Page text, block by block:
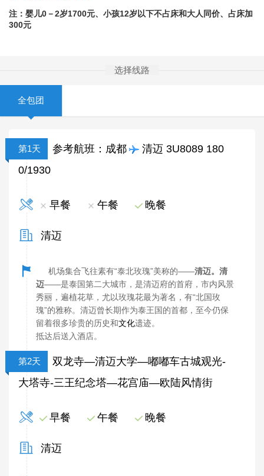
注：婴儿0－2岁1700元、小孩12岁以下不占床和大人同价、占床加
300元
选择线路
全包团
第1天 参考航班：成都
清迈 3U8089 180
0/1930
早餐 午餐 晚餐
清迈
机场集合飞往素有“泰北玫瑰”美称的——清迈。 清
迈——是泰国第二大城市，是清迈府的首府，市内风景
秀丽，遍植花草，尤以玫瑰花最为著名，有“北国玫
瑰”的雅称。清迈曾长期作为泰王国的首都，至今仍保
留着很多珍贵的历史和文化遗迹。
抵达后送入酒店。
第2天
双龙寺—清迈大学—嘟嘟车古城观光-
大塔寺-三王纪念塔—花宫庙—欧陆风情街
早餐 午餐 晚餐
清迈